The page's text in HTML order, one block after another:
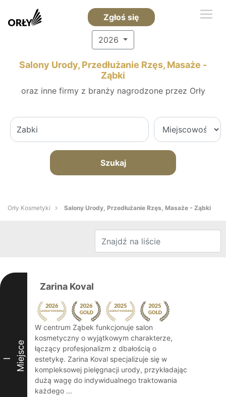
Zgłoś się
2026
Salony Urody, Przedłużanie Rzęs, Masaże -
Ząbki
oraz inne firmy z branży nagrodzone przez Orły
Szukaj
Orły Kosmetyki Salony Urody, Przedłużanie Rzęs, Masaże - Ząbki
I Miejsce
Zarina Koval
W centrum Ząbek funkcjonuje salon
kosmetyczny o wyjątkowym charakterze,
łączący profesjonalizm z dbałością o
estetykę. Zarina Koval specjalizuje się w
kompleksowej pielęgnacji urody, przykładając
dużą wagę do indywidualnego traktowania
każdego ...